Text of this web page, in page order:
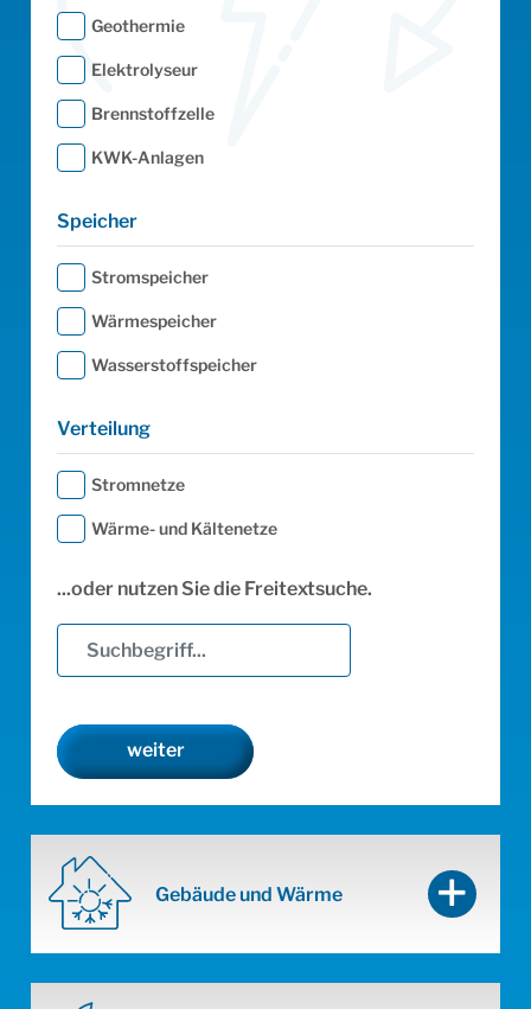
Geothermie
Elektrolyseur
Brennstoffzelle
KWK-Anlagen
Speicher
Stromspeicher
Wärmespeicher
Wasserstoffspeicher
Verteilung
Stromnetze
Wärme- und Kältenetze
...oder nutzen Sie die Freitextsuche.
weiter
Gebäude und Wärme